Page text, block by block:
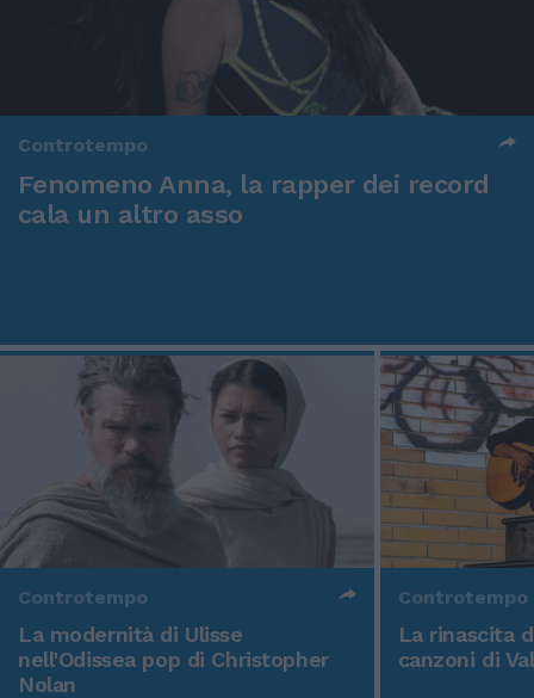
Controtempo
Fenomeno Anna, la rapper dei record
cala un altro asso
Controtempo
La modernità di Ulisse
nell'Odissea pop di Christopher
Nolan
Controtempo
La rinascita
canzoni di